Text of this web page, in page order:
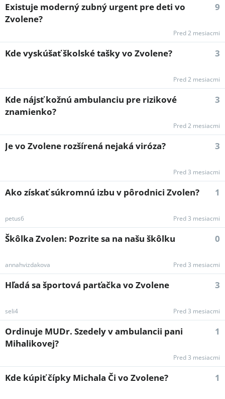
Existuje moderný zubný urgent pre deti vo
Zvolene?
9
Pred 2 mesiacmi
Kde vyskúšať školské tašky vo Zvolene? 3
Pred 2 mesiacmi
Kde nájsť kožnú ambulanciu pre rizikové
znamienko?
3
Pred 2 mesiacmi
Je vo Zvolene rozšírená nejaká viróza? 3
Pred 3 mesiacmi
Ako získať súkromnú izbu v pôrodnici Zvolen? 1
petus6 Pred 3 mesiacmi
Škôlka Zvolen: Pozrite sa na našu škôlku 0
annahvizdakova Pred 3 mesiacmi
Hľadá sa športová parťačka vo Zvolene 3
seli4 Pred 3 mesiacmi
Ordinuje MUDr. Szedely v ambulancii pani
Mihalikovej?
1
Pred 3 mesiacmi
Kde kúpiť čípky Michala Či vo Zvolene? 1